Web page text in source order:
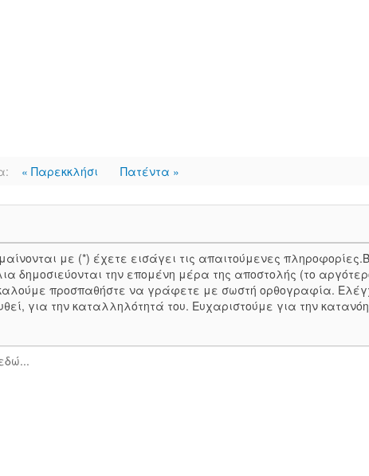
« Παρεκκλήσι Πατέντα »
με (*) έχετε εισάγει τις απαιτούμενες
δημοσιεύονται την επομένη μέρα της αποστολής (το
προσπαθήστε να γράφετε με σωστή ορθογραφία.
για την καταλληλότητά του. Ευχαριστούμε για την